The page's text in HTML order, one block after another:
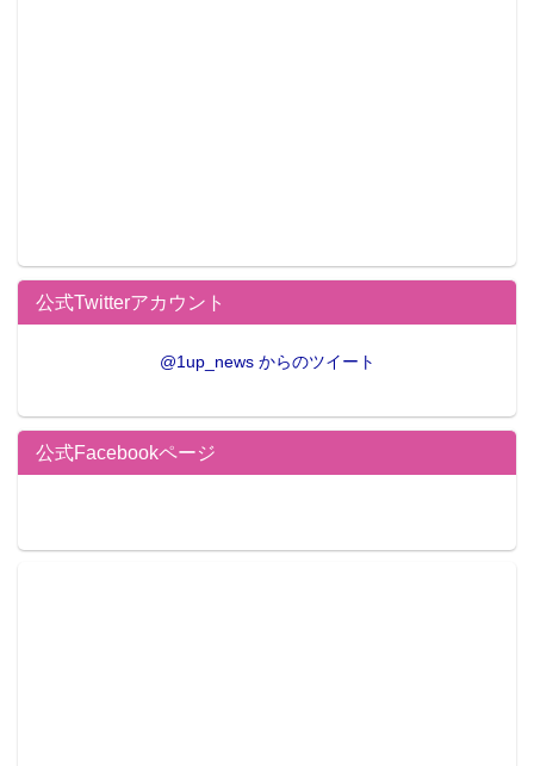
公式Twitterアカウント
@1up_news からのツイート
公式Facebookページ